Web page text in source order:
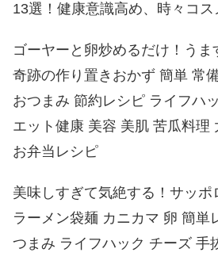
13選！健康意識高め、時々コス
ゴーヤーと卵炒めるだけ！うま
奇跡の作り置きおかず 簡単 常
おつまみ 節約レシピ ライフハ
エット健康 美容 美肌 苦瓜料理
お弁当レシピ
美味しすぎて気絶する！サッポ
ラーメン袋麺 カニカマ 卵 簡単
つまみ ライフハック チーズ 手